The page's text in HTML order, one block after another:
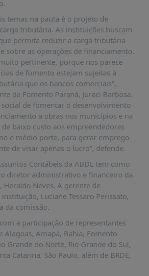
temas na pauta é o projeto de
tributária. As instituições buscam
permita reduzir a carga tributária
sobre as operações de financiamento.
pertinente, porque nos parece
de fomento estejam sujeitas à
que os bancos comerciais”,
da Fomento Paraná, Juraci Barbosa.
social de fomentar o desenvolvimento
a obras nos municípios e na
baixo custo aos empreendedores
e médio porte, para gerar emprego
de visar apenas o lucro”, defende.
Contábeis da ABDE tem como
diretor administrativo e financeiro da
Heraldo Neves. A gerente de
Luciane Tessaro Perissato,
da comissão.
a participação de representantes
Alagoas, Amapá, Bahia, Fomento
Grande do Norte, Rio Grande do Sul,
Catarina, São Paulo, além de BRDE,